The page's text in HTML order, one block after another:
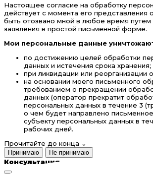
Настоящее согласие на обработку
действует с момента его представления
быть отозвано мной в любое время
заявления в простой письменной форме.
Мои персональные данные
по достижению целей обработки
данных и истечения срока хранения;
при ликвидации или реорганизации
на основании моего письменного
требованием о прекращении
данных (оператор прекратит
персональных данных в течение 3
о чем будет направлено
субъекту персональных данных в
рабочих дней.
Прочитайте до конца ⌄
Принимаю Не принимаю
Консультация